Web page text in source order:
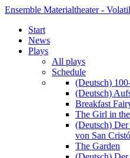
Ensemble Materialtheater -
Start
News
Plays
All plays
Schedule
(Deutsch)
(Deutsch)
Breakfast
The Girl in
(Deutsch)
von San
The Garden